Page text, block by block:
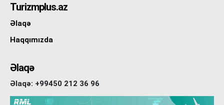
Turizmplus.az
Əlaqə
Haqqımızda
Əlaqə
Əlaqə: +99450 212 36 96